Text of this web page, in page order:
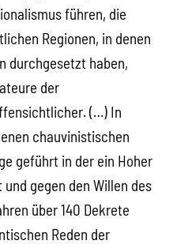
führen, die
Regionen, in denen
durchgesetzt haben,
der
(…) In
chauvinistischen
geführt in der ein Hoher
gegen den Willen des
über 140 Dekrete
Reden der